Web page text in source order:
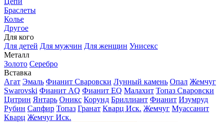
Браслеты
Колье
Другое
Для кого
Для детей Для мужчин Для женщин Унисекс
Металл
Золото Серебро
Вставка
Агат Эмаль Фианит Сваровски Лунный камень Опал Жемчуг
Swarovski Фианит AQ Фианит EQ Малахит Топаз Сваровски
Цитрин Янтарь Оникс Корунд Бриллиант Фианит Изумруд
Рубин Сапфир Топаз Гранат Кварц Иск. Жемчуг Муассанит
Кварц Жемчуг Иск.